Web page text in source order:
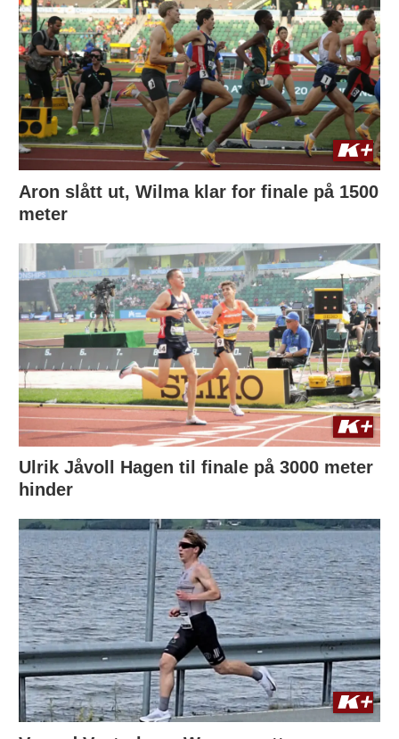
Aron slått ut, Wilma klar for finale på 1500
meter
Ulrik Jåvoll Hagen til finale på 3000 meter
hinder